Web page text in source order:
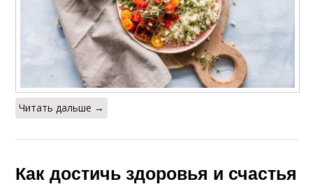
Читать дальше →
Как достичь здоровья и счастья